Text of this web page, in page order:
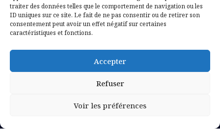
traiter des données telles que le comportement de navigation ou les
ID uniques sur ce site. Le fait de ne pas consentir ou de retirer son
consentement peut avoir un effet négatif sur certaines
caractéristiques et fonctions.
Accepter
Refuser
Voir les préférences
Politique de confidentialité